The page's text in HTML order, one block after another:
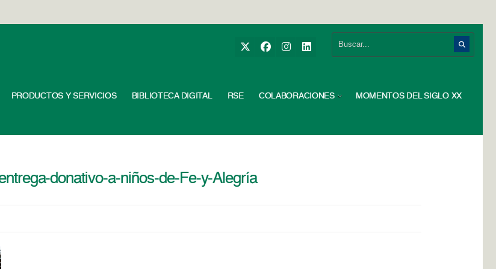
PRODUCTOS Y SERVICIOS BIBLIOTECA DIGITAL RSE COLABORACIONES MOMENTOS DEL SIGLO XX
donativo-a-niños-de-Fe-y-Alegría